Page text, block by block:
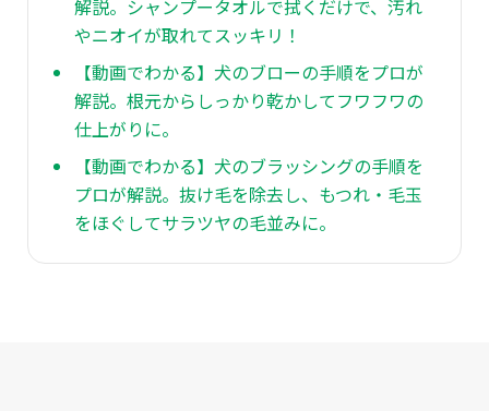
解説。シャンプータオルで拭くだけで、汚れ
やニオイが取れてスッキリ！
【動画でわかる】犬のブローの手順をプロが
解説。根元からしっかり乾かしてフワフワの
仕上がりに。
【動画でわかる】犬のブラッシングの手順を
プロが解説。抜け毛を除去し、もつれ・毛玉
をほぐしてサラツヤの毛並みに。